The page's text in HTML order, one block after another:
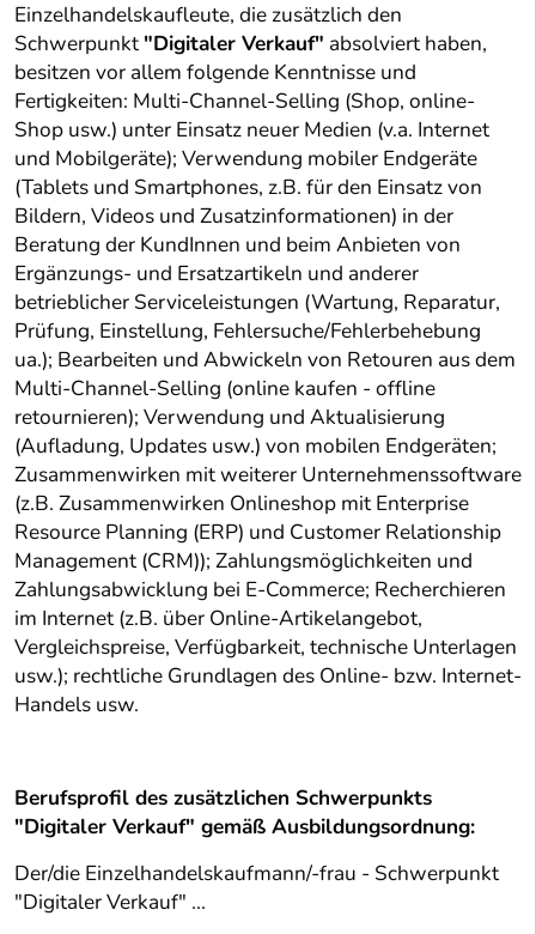
Einzelhandelskaufleute, die zusätzlich den
Schwerpunkt"Digitaler Verkauf" absolviert haben,
besitzen vor allem folgende Kenntnisse und
Fertigkeiten: Multi-Channel-Selling (Shop, online-
Shop usw.) unter Einsatz neuer Medien (v.a. Internet
und Mobilgeräte); Verwendung mobiler Endgeräte
(Tablets und Smartphones, z.B. für den Einsatz von
Bildern, Videos und Zusatzinformationen) in der
Beratung der KundInnen und beim Anbieten von
Ergänzungs- und Ersatzartikeln und anderer
betrieblicher Serviceleistungen (Wartung, Reparatur,
Prüfung, Einstellung, Fehlersuche/Fehlerbehebung
ua.); Bearbeiten und Abwickeln von Retouren aus dem
Multi-Channel-Selling (online kaufen - offline
retournieren); Verwendung und Aktualisierung
(Aufladung, Updates usw.) von mobilen Endgeräten;
Zusammenwirken mit weiterer Unternehmenssoftware
(z.B. Zusammenwirken Onlineshop mit Enterprise
Resource Planning (ERP) und Customer Relationship
Management (CRM)); Zahlungsmöglichkeiten und
Zahlungsabwicklung bei E-Commerce; Recherchieren
im Internet (z.B. über Online-Artikelangebot,
Vergleichspreise, Verfügbarkeit, technische Unterlagen
usw.); rechtliche Grundlagen des Online- bzw. Internet-
Handels usw.
Berufsprofil des zusätzlichen Schwerpunkts
"Digitaler Verkauf" gemäß Ausbildungsordnung:
Der/die Einzelhandelskaufmann/-frau - Schwerpunkt
"Digitaler Verkauf" ...